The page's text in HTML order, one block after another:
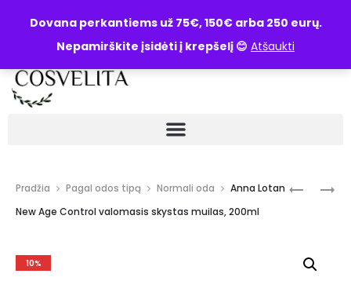
Dovana perkantiems už 75€, 150€ arba 250 eurų.
Nepamirškite įsidėti į krepšelį 😊 Atšaukti
UŽKLAUSA
Pradžia Pagal odos tipą Normali oda
Anna Lotan
New Age Control valomasis skystas muilas, 200ml
10%